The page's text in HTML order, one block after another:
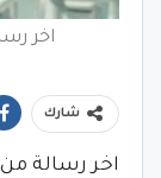
اخر
شارك
اخر رسالة